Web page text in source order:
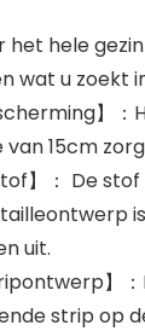
het hele
wat u zoekt
】
van 15cm
】： De
uit.
】
strip op